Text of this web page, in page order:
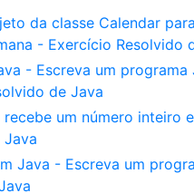
da classe Calendar
- Exercício Resolvido
- Escreva um
de Java
um número inteiro
Java - Escreva um